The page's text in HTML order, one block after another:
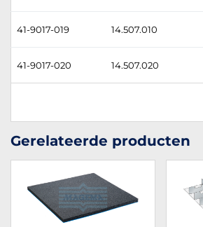
41-9017-019 14.507.010
41-9017-020 14.507.020
Gerelateerde producten